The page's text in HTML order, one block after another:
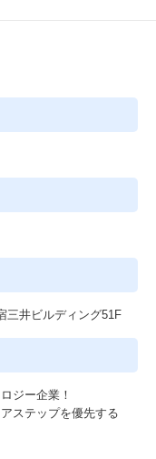
三井ビルディング51F
ジー企業！
ステップを優先する